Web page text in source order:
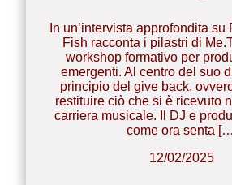
In un’intervista approfondita
Fish racconta i pilastri di
workshop formativo per
emergenti. Al centro del suo
principio del give back,
restituire ciò che si è ricevuto
carriera musicale. Il DJ e
come ora senta
12/02/2025